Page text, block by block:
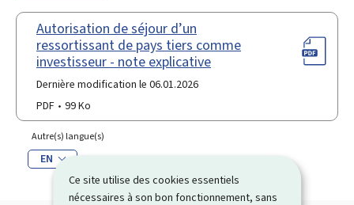
Ce site utilise des cookies essentiels
nécessaires à son bon fonctionnement, sans
Autorisation de séjour d’un
ressortissant de pays tiers comme
investisseur - note explicative
Dernière modification le 06.01.2026
PDF
99 Ko
Autre(s) langue(s)
EN